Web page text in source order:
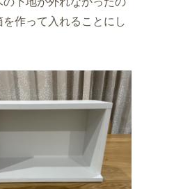
を作って入れることにし